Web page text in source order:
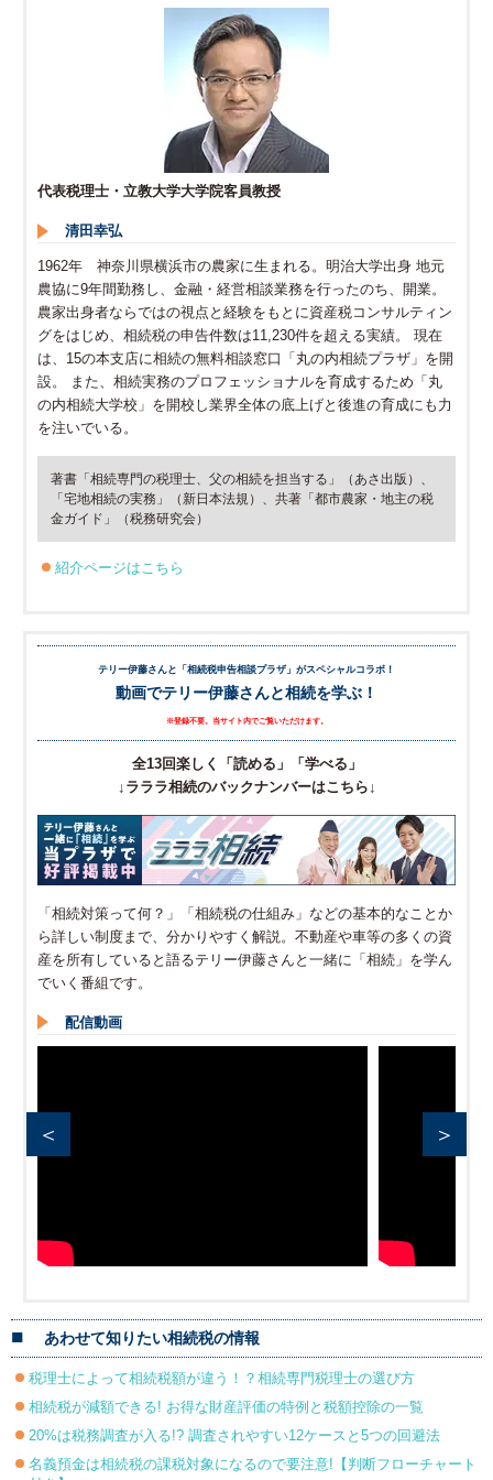
代表税理士・立教大学大学院客員教授
清田幸弘
1962年 神奈川県横浜市の農家に生まれる。明治大学出身 地元
農協に9年間勤務し、金融・経営相談業務を行ったのち、開業。
農家出身者ならではの視点と経験をもとに資産税コンサルティン
グをはじめ、相続税の申告件数は11,230件を超える実績。 現在
は、15の本支店に相続の無料相談窓口「丸の内相続プラザ」を開
設。 また、相続実務のプロフェッショナルを育成するため「丸
の内相続大学校」を開校し業界全体の底上げと後進の育成にも力
を注いでいる。
著書「相続専門の税理士、父の相続を担当する」（あさ出版）、
「宅地相続の実務」（新日本法規）、共著「都市農家・地主の税
金ガイド」（税務研究会）
紹介ページはこちら
テリー伊藤さんと「相続税申告相談プラザ」がスペシャルコラボ！
動画でテリー伊藤さんと相続を学ぶ！
※登録不要。当サイト内でご覧いただけます。
全13回楽しく「読める」「学べる」
↓ラララ相続のバックナンバーはこちら↓
「相続対策って何？」「相続税の仕組み」などの基本的なことか
ら詳しい制度まで、分かりやすく解説。不動産や車等の多くの資
産を所有していると語るテリー伊藤さんと一緒に「相続」を学ん
でいく番組です。
配信動画
＜ ＞
あわせて知りたい相続税の情報
税理士によって相続税額が違う！？相続専門税理士の選び方
相続税が減額できる! お得な財産評価の特例と税額控除の一覧
20%は税務調査が入る!? 調査されやすい12ケースと5つの回避法
名義預金は相続税の課税対象になるので要注意!【判断フローチャート